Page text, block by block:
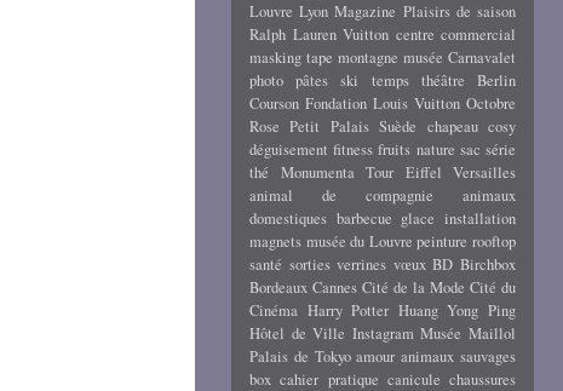
Louvre Lyon Magazine Plaisirs de saison
Ralph Lauren Vuitton centre commercial
masking tape montagne musée Carnavalet
photo
pâtes ski temps théâtre
Berlin
Courson Fondation Louis Vuitton Octobre
Rose Petit Palais Suède chapeau cosy
déguisement fitness fruits nature sac série
thé
Monumenta Tour Eiffel Versailles
animal de compagnie
animaux
domestiques barbecue glace installation
magnets musée du Louvre peinture rooftop
santé sorties verrines vœux BD Birchbox
Bordeaux Cannes Cité de la Mode Cité du
Cinéma Harry Potter Huang Yong Ping
Hôtel de Ville Instagram Musée Maillol
Palais de Tokyo amour animaux sauvages
box cahier pratique canicule chaussures